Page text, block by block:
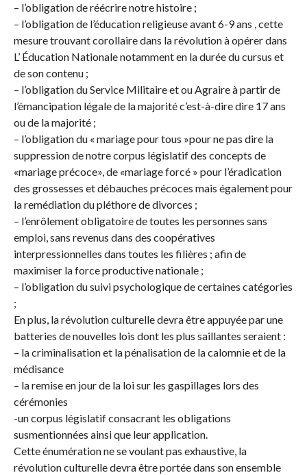
– l’obligation de réécrire notre histoire ;
– l’obligation de l’éducation religieuse avant 6-9 ans , cette
mesure trouvant corollaire dans la révolution à opérer dans
L’ Éducation Nationale notamment en la durée du cursus et
de son contenu ;
– l’obligation du Service Militaire et ou Agraire à partir de
l’émancipation légale de la majorité c’est-à-dire dire 17 ans
ou de la majorité ;
– l’obligation du « mariage pour tous »pour ne pas dire la
suppression de notre corpus législatif des concepts de
«mariage précoce», de «mariage forcé » pour l’éradication
des grossesses et débauches précoces mais également pour
la remédiation du pléthore de divorces ;
– l’enrôlement obligatoire de toutes les personnes sans
emploi, sans revenus dans des coopératives
interpressionnelles dans toutes les filières ; afin de
maximiser la force productive nationale ;
– l’obligation du suivi psychologique de certaines catégories
;
En plus, la révolution culturelle devra être appuyée par une
batteries de nouvelles lois dont les plus saillantes seraient :
– la criminalisation et la pénalisation de la calomnie et de la
médisance
– la remise en jour de la loi sur les gaspillages lors des
cérémonies
-un corpus législatif consacrant les obligations
susmentionnées ainsi que leur application.
Cette énumération ne se voulant pas exhaustive, la
révolution culturelle devra être portée dans son ensemble